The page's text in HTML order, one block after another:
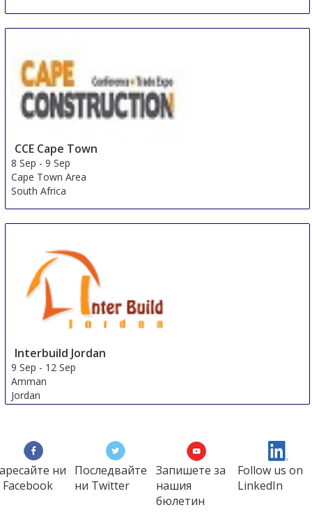
Singapore
CCE Cape Town
8 Sep -9 Sep
Cape Town Area
South Africa
Interbuild Jordan
9 Sep - 12 Sep
Amman
Jordan
ни
Последвайте
ни Twitter
Запишете за
нашия
бюлетин
Follow us on
LinkedIn